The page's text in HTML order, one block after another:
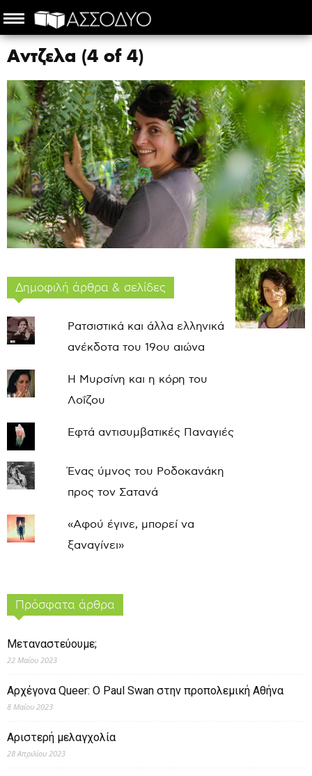
Αντζελα (4 of 4)
Δημοφιλή άρθρα & σελίδες
Ρατσιστικά και άλλα ελληνικά
ανέκδοτα του 19ου αιώνα
Η Μυρσίνη και η κόρη του
Λοΐζου
Εφτά αντισυμβατικές Παναγιές
Ένας ύμνος του Ροδοκανάκη
προς τον Σατανά
«Αφού έγινε, μπορεί να
ξαναγίνει»
Πρόσφατα άρθρα
Μεταναστεύουμε;
22 Μαΐου 2023
Αρχέγονα Queer: O Paul Swan στην προπολεμική Αθήνα
8 Μαΐου 2023
Αριστερή μελαγχολία
28 Απριλίου 2023